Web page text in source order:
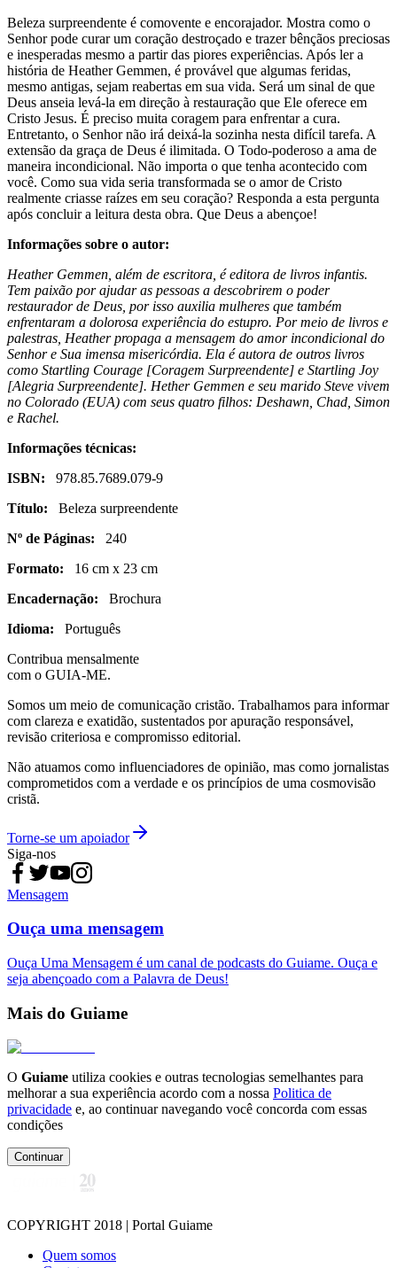
Beleza surpreendente é comovente e encorajador. Mostra como o
Senhor pode curar um coração destroçado e trazer bênçãos preciosas
e inesperadas mesmo a partir das piores experiências. Após ler a
história de Heather Gemmen, é provável que algumas feridas,
mesmo antigas, sejam reabertas em sua vida. Será um sinal de que
Deus anseia levá-la em direção à restauração que Ele oferece em
Cristo Jesus. É preciso muita coragem para enfrentar a cura.
Entretanto, o Senhor não irá deixá-la sozinha nesta difícil tarefa. A
extensão da graça de Deus é ilimitada. O Todo-poderoso a ama de
maneira incondicional. Não importa o que tenha acontecido com
você. Como sua vida seria transformada se o amor de Cristo
realmente criasse raízes em seu coração? Responda a esta pergunta
após concluir a leitura desta obra. Que Deus a abençoe!
Informações sobre o autor:
Heather Gemmen, além de escritora, é editora de livros infantis.
Tem paixão por ajudar as pessoas a descobrirem o poder
restaurador de Deus, por isso auxilia mulheres que também
enfrentaram a dolorosa experiência do estupro. Por meio de livros e
palestras, Heather propaga a mensagem do amor incondicional do
Senhor e Sua imensa misericórdia. Ela é autora de outros livros
como Startling Courage [Coragem Surpreendente] e Startling Joy
[Alegria Surpreendente]. Hether Gemmen e seu marido Steve vivem
no Colorado (EUA) com seus quatro filhos: Deshawn, Chad, Simon
e Rachel.
Informações técnicas:
ISBN:
978.85.7689.079-9
Título:
Beleza surpreendente
Nº de Páginas:
240
Formato:
16 cm x 23 cm
Encadernação:
Brochura
Idioma:
Português
Contribua mensalmente
com o GUIA-ME.
Somos um meio de comunicação cristão. Trabalhamos para informar
com clareza e exatidão, sustentados por apuração responsável,
revisão criteriosa e compromisso editorial.
Não atuamos como influenciadores de opinião, mas como jornalistas
comprometidos com a verdade e os princípios de uma cosmovisão
cristã.
Torne-se um apoiador
Siga-nos
Mensagem
Ouça uma mensagem
Ouça Uma Mensagem é um canal de podcasts do Guiame. Ouça e
seja abençoado com a Palavra de Deus!
Mais do Guiame
O Guiame utiliza cookies e outras tecnologias semelhantes para
melhorar a sua experiência acordo com a nossa Politica de
privacidade e, ao continuar navegando você concorda com essas
condições
Continuar
COPYRIGHT 2018 | Portal Guiame
Quem somos